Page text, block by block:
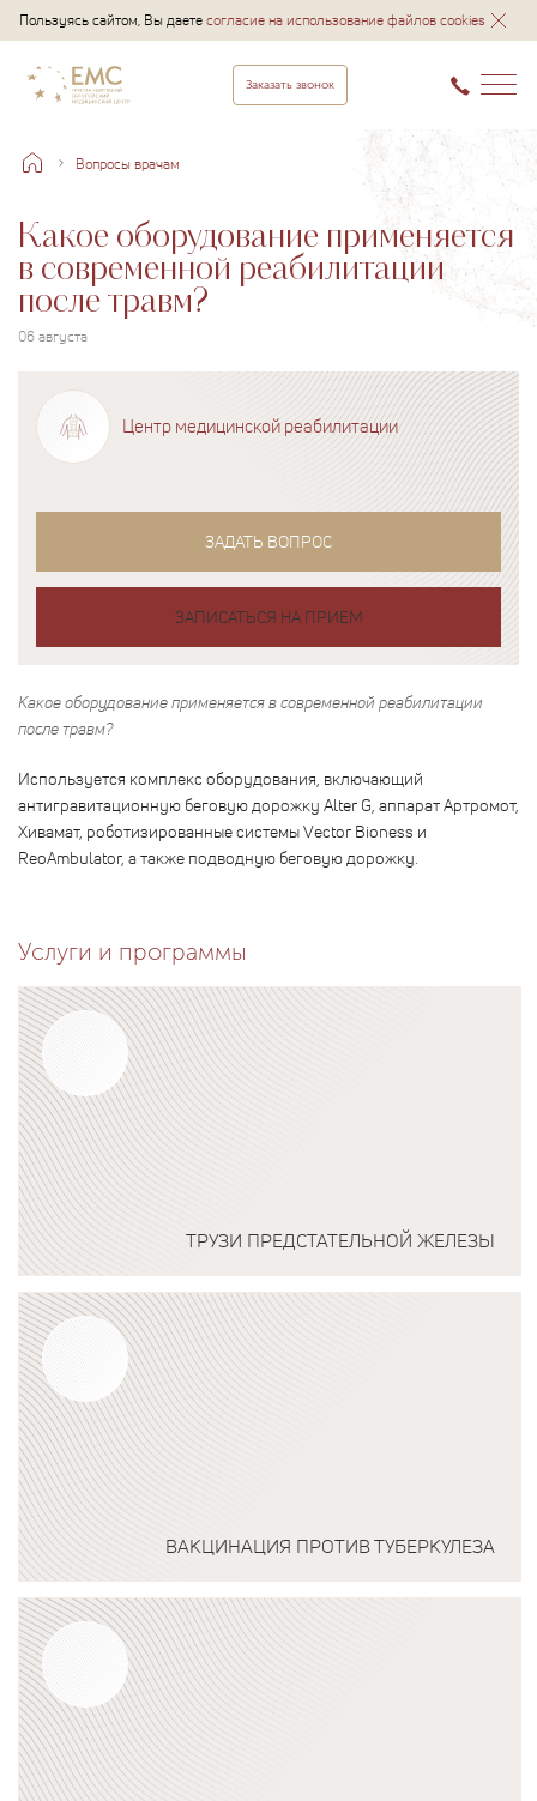
Пользуясь сайтом, Вы даетесогласие на использование файлов cookies
Заказать звонок
Вопросы врачам
Какое оборудование применяется
в современной реабилитации
после травм?
06 августа
Центр медицинской реабилитации
ЗАДАТЬ ВОПРОС
ЗАПИСАТЬСЯ НА ПРИЕМ
Какое оборудование применяется в современной реабилитации
после травм?
Используется комплекс оборудования, включающий
антигравитационную беговую дорожку Alter G, аппарат Артромот,
Хивамат, роботизированные системы Vector Bioness и
ReoAmbulator, а также подводную беговую дорожку.
Услуги и программы
ТРУЗИ ПРЕДСТАТЕЛЬНОЙ ЖЕЛЕЗЫ
Подробнее о программе
ВАКЦИНАЦИЯ ПРОТИВ ТУБЕРКУЛЕЗА
Подробнее о программе